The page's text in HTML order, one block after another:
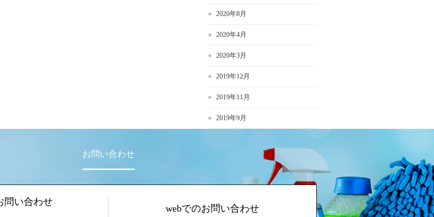
2020年8月
2020年4月
2020年3月
2019年12月
2019年11月
2019年9月
お問い合わせ
問い合わせ
webでのお問い合わせ